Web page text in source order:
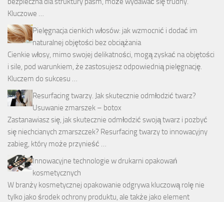
Kluczowe …
Pielęgnacja cienkich włosów: jak wzmocnić i dodać im
naturalnej objętości bez obciążania
Cienkie włosy, mimo swojej delikatności, mogą zyskać na objętości
i sile, pod warunkiem, że zastosujesz odpowiednią pielęgnację.
Kluczem do sukcesu …
Resurfacing twarzy. Jak skutecznie odmłodzić twarz?
Usuwanie zmarszek – botox
Zastanawiasz się, jak skutecznie odmłodzić swoją twarz i pozbyć
się niechcianych zmarszczek? Resurfacing twarzy to innowacyjny
zabieg, który może przynieść …
Innowacyjne technologie w drukarni opakowań
kosmetycznych
W branży kosmetycznej opakowanie odgrywa kluczową rolę nie
tylko jako środek ochrony produktu, ale także jako element